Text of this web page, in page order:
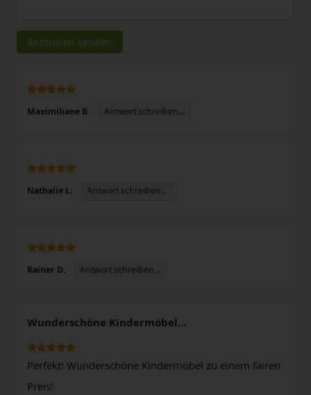
Rezensionstext
Rezension senden
Maximiliane B. Antwort schreiben...
Nathalie L. Antwort schreiben...
Rainer D. Antwort schreiben...
Wunderschöne Kindermöbel...
Perfekt! Wunderschöne Kindermöbel zu einem fairen
Preis!